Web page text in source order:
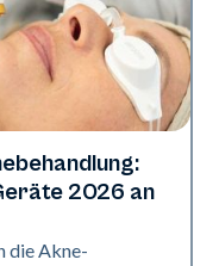
2026 an
die Akne-